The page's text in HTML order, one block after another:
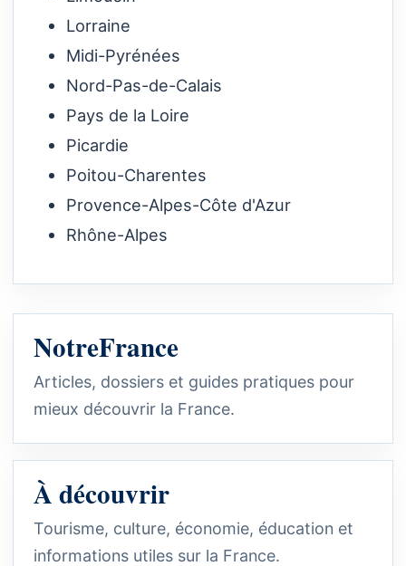
Lorraine
Midi-Pyrénées
Nord-Pas-de-Calais
Pays de la Loire
Picardie
Poitou-Charentes
Provence-Alpes-Côte d'Azur
Rhône-Alpes
NotreFrance
Articles, dossiers et guides pratiques pour
mieux découvrir la France.
À découvrir
Tourisme, culture, économie, éducation et
informations utiles sur la France.